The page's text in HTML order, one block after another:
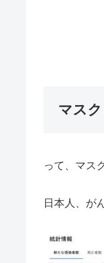
マス
って、マス
日本人、が